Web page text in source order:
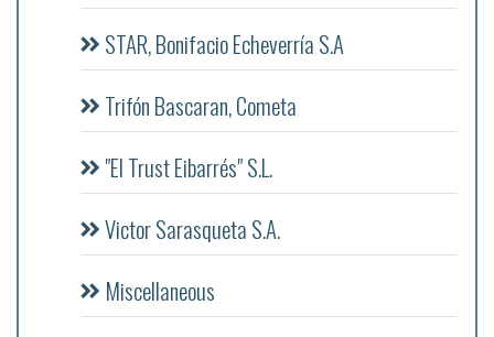
STAR, Bonifacio Echeverría S.A
Trifón Bascaran, Cometa
"El Trust Eibarrés" S.L.
Victor Sarasqueta S.A.
Miscellaneous